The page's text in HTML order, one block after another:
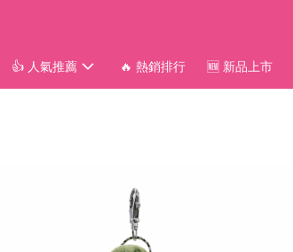
👍 人氣推薦 🔥 熱銷排行 🆕 新品上市